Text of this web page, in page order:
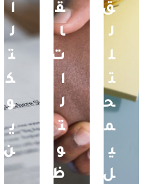
ق
ل
ل
ت
ح
م
ي
ل
ق
ا
ت
ا
ل
ت
و
ظ
ا
ل
ت
ك
و
ي
ن